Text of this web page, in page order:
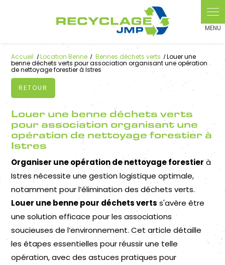
Accueil Location Benne Bennes déchets verts Louer une
benne déchets verts pour association organisant une opération
de nettoyage forestier à Istres
RETOUR
Louer une benne déchets verts
pour association organisant une
opération de nettoyage forestier à
Istres
Organiser une opération de nettoyage forestier à
Istres nécessite une gestion logistique optimale,
notamment pour l’élimination des déchets verts.
Louer une benne pour déchets verts s'avère être
une solution efficace pour les associations
soucieuses de l’environnement. Cet article détaille
les étapes essentielles pour réussir une telle
opération, avec des astuces pratiques pour